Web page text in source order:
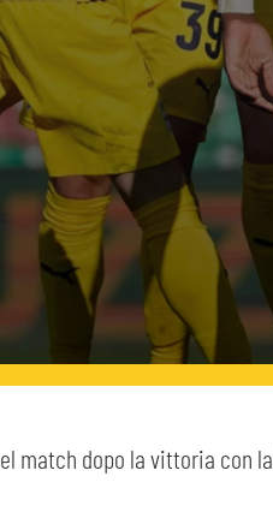
match dopo la vittoria con la